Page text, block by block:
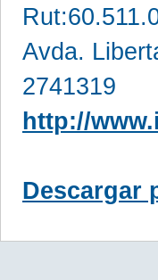
Avda.
2741319
http://
Descargar